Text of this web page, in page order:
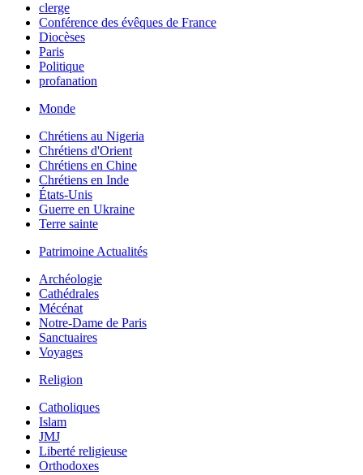
clerge
Conférence des évêques de France
Diocèses
Paris
Politique
profanation
Monde
Chrétiens au Nigeria
Chrétiens d'Orient
Chrétiens en Chine
Chrétiens en Inde
États-Unis
Guerre en Ukraine
Terre sainte
Patrimoine Actualités
Archéologie
Cathédrales
Mécénat
Notre-Dame de Paris
Sanctuaires
Voyages
Religion
Catholiques
Islam
JMJ
Liberté religieuse
Orthodoxes